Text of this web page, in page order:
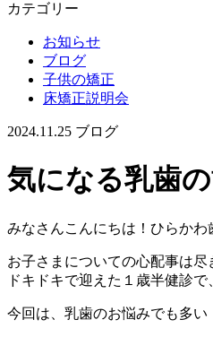
カテゴリー
お知らせ
ブログ
子供の矯正
床矯正説明会
2024.11.25 ブログ
気になる乳歯
みなさんこんにちは！ひらかわ
お子さまについての心配事は
ドキドキで迎えた１歳半健診
今回は、乳歯のお悩みでも多い